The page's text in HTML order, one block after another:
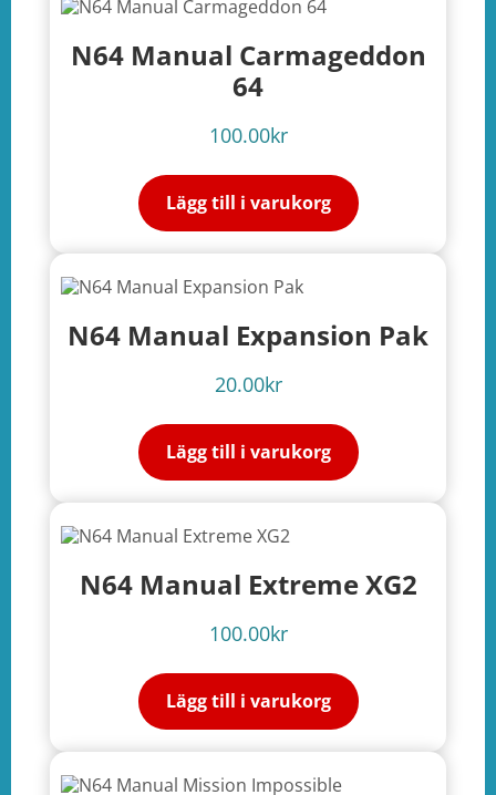
N64 Manual Carmageddon
64
100.00kr
Lägg till i varukorg
N64 Manual Expansion Pak
20.00kr
Lägg till i varukorg
N64 Manual Extreme XG2
100.00kr
Lägg till i varukorg